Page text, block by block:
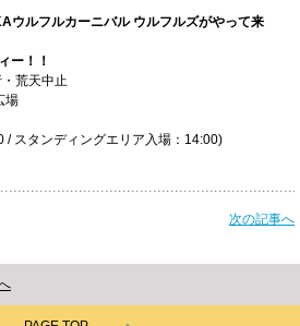
ウルフルカーニバル ウルフルズがやって来
ー！！
荒天中止
場
/ スタンディングエリア入場：14:00)
次の記事へ